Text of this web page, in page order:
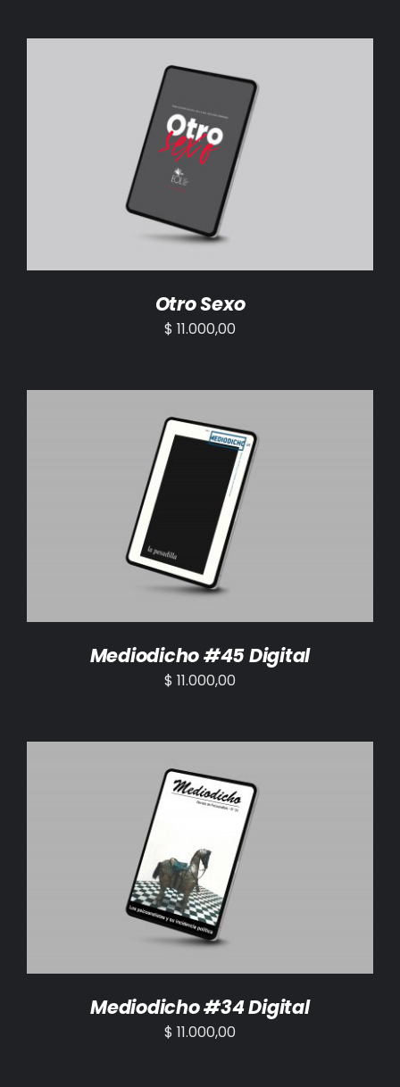
AÑADIR AL CARRITO /
Otro Sexo
$ 11.000,00
AÑADIR AL CARRITO /
Mediodicho #45 Digital
$ 11.000,00
AÑADIR AL CARRITO /
Mediodicho #34 Digital
$ 11.000,00